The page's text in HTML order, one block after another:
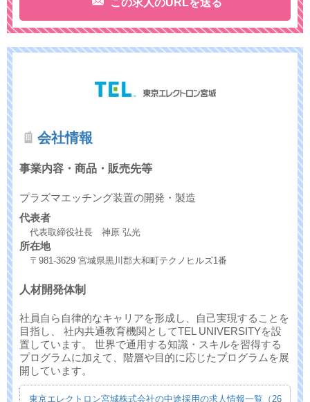
この求人のURLを送る
会社情報
事業内容・商品・販売先等
プラズマエッチング装置の開発・製造
代表者
代表取締役社長 神原 弘光
所在地
〒981-3629 宮城県黒川郡大和町テクノヒルズ1番
人材開発体制
社員自ら自律的なキャリアを形成し、自己実現することを
目指し、 社内共通教育機関としてTEL UNIVERSITYを設
置しています。 世界で通用する知識・スキルを習得する
プログラムに加えて、階層や目的に応じたプログラムを展
開しています。
東京エレクトロン宮城株式会社の中途採用の求人情報一覧（26